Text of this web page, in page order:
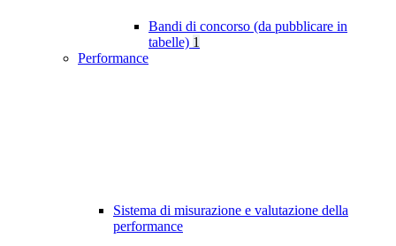
Bandi di concorso (da pubblicare in
tabelle) 1
Performance
Sistema di misurazione e valutazione della
performance